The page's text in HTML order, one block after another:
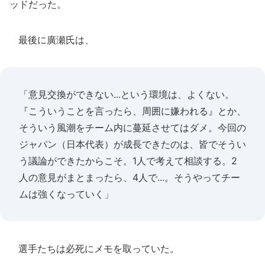
ッドだった。
最後に廣瀬氏は、
「意見交換ができない...という環境は、よくない。
『こういうことを言ったら、周囲に嫌われる』とか、
そういう風潮をチーム内に蔓延させてはダメ。今回の
ジャパン（日本代表）が成長できたのは、皆でそうい
う議論ができたからこそ。1人で考えて相談する。2
人の意見がまとまったら、4人で...。そうやってチー
ムは強くなっていく」
選手たちは必死にメモを取っていた。